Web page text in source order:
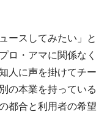
ースしてみたい」と
ロ・アマに関係なく
人に声を掛けてチー
の本業を持っている
都合と利用者の希望